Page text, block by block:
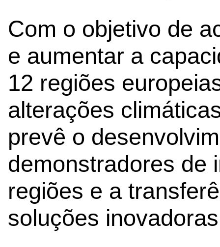
Com o objetivo de
e aumentar a
12 regiões
alterações
prevê o
demonstradores de
regiões e a
soluções